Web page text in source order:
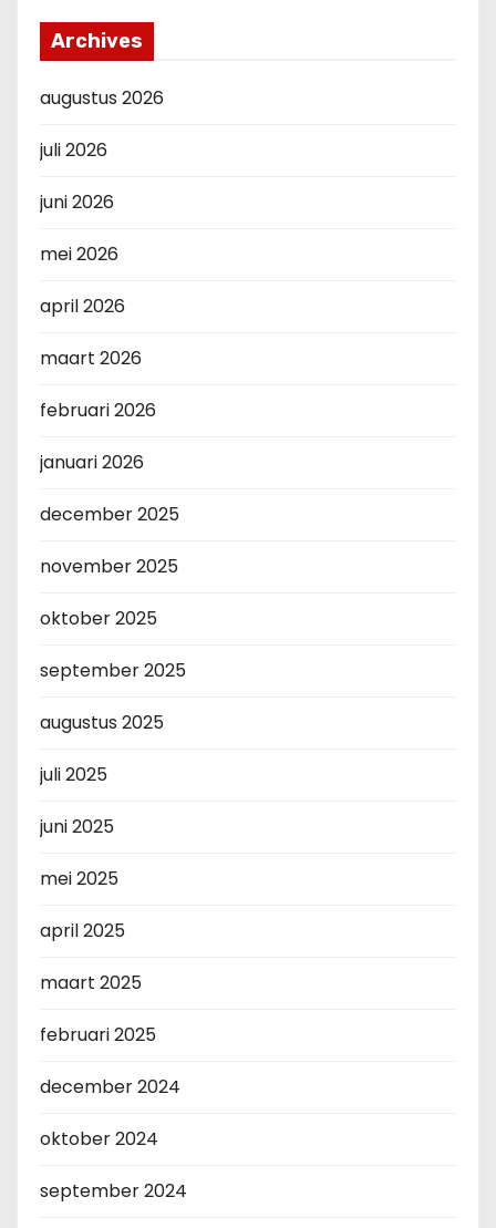
Archives
augustus 2026
juli 2026
juni 2026
mei 2026
april 2026
maart 2026
februari 2026
januari 2026
december 2025
november 2025
oktober 2025
september 2025
augustus 2025
juli 2025
juni 2025
mei 2025
april 2025
maart 2025
februari 2025
december 2024
oktober 2024
september 2024